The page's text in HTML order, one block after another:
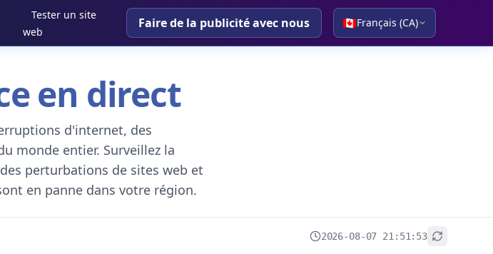
Tester un site
web
Faire de la publicité avec nous 🇨🇦Français (CA)
en direct
d'internet, des
monde entier. Surveillez la
perturbations de sites web et
en panne dans votre région.
2026-08-07 21:51:53